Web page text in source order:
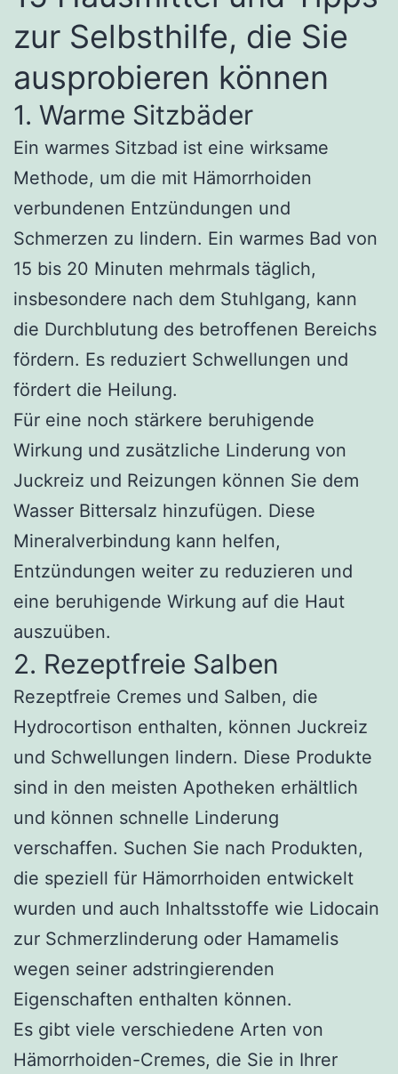
zur Selbsthilfe, die Sie
ausprobieren können
1. Warme Sitzbäder
Ein warmes Sitzbad ist eine wirksame
Methode, um die mit Hämorrhoiden
verbundenen Entzündungen und
Schmerzen zu lindern. Ein warmes Bad von
15 bis 20 Minuten mehrmals täglich,
insbesondere nach dem Stuhlgang, kann
die Durchblutung des betroffenen Bereichs
fördern. Es reduziert Schwellungen und
fördert die Heilung.
Für eine noch stärkere beruhigende
Wirkung und zusätzliche Linderung von
Juckreiz und Reizungen können Sie dem
Wasser Bittersalz hinzufügen. Diese
Mineralverbindung kann helfen,
Entzündungen weiter zu reduzieren und
eine beruhigende Wirkung auf die Haut
auszuüben.
2. Rezeptfreie Salben
Rezeptfreie Cremes und Salben, die
Hydrocortison enthalten, können Juckreiz
und Schwellungen lindern. Diese Produkte
sind in den meisten Apotheken erhältlich
und können schnelle Linderung
verschaffen. Suchen Sie nach Produkten,
die speziell für Hämorrhoiden entwickelt
wurden und auch Inhaltsstoffe wie Lidocain
zur Schmerzlinderung oder Hamamelis
wegen seiner adstringierenden
Eigenschaften enthalten können.
Es gibt viele verschiedene Arten von
Hämorrhoiden-Cremes, die Sie in Ihrer